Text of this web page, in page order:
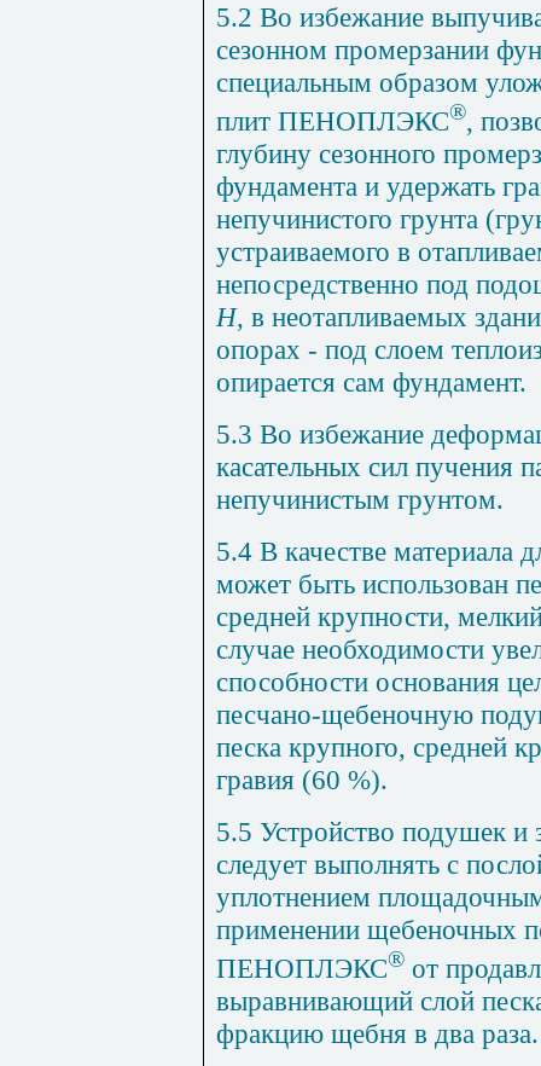
5.2 Во избежание
сезонном промерзании
специальным образом
плит ПЕНОПЛЭКС®,
глубину сезонного
фундамента и удержать
непучинистого грунта
устраиваемого в
непосредственно под
Н, в неотапливаемых
опорах - под слоем
опирается сам фундамент.
5.3 Во избежание
касательных сил пучения
непучинистым грунтом.
5.4 В качестве материала
может быть использован
средней крупности,
случае необходимости
способности основания
песчано-щебеночную
песка крупного, средней
гравия (60 %).
5.5 Устройство подушек и
следует выполнять с
уплотнением
применении щебеночных
ПЕНОПЛЭКС® от
выравнивающий слой
фракцию щебня в два раза.